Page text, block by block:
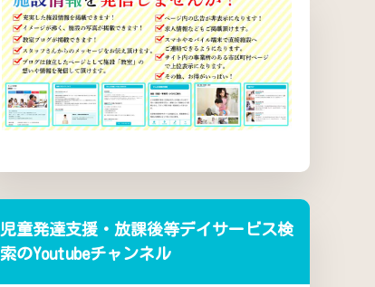
児童発達支援・放課後等デイサービス検
索のYoutubeチャンネル